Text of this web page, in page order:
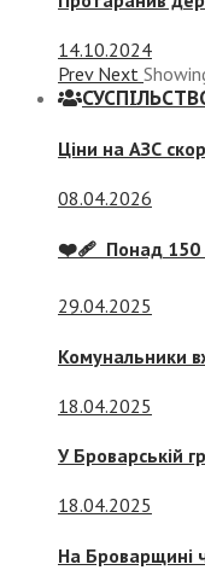
14.10.2024
Prev Next
Ціни на АЗС
08.04.2026
❤️‍🩹 Понад 150
29.04.2025
Комунальники
18.04.2025
У Броварській
18.04.2025
На Броварщині